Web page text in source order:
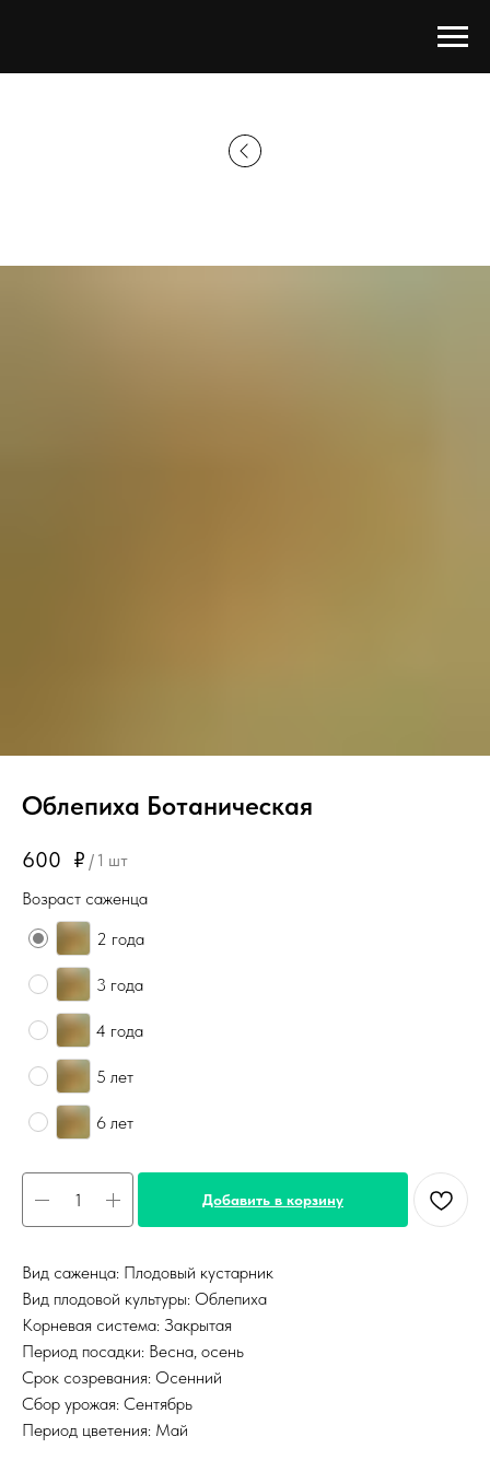
Облепиха Ботаническая
600 ₽ / 1 шт
Возраст саженца
2 года
3 года
4 года
5 лет
6 лет
Добавить в корзину
Вид саженца: Плодовый кустарник
Вид плодовой культуры: Облепиха
Корневая система: Закрытая
Период посадки: Весна, осень
Срок созревания: Осенний
Сбор урожая: Сентябрь
Период цветения: Май